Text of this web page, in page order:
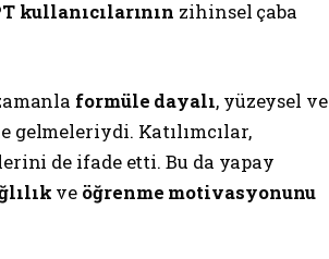
kullanıcılarının zihinsel çaba
formüle dayalı, yüzeysel ve
Katılımcılar,
de ifade etti. Bu da yapay
ve öğrenme motivasyonunu